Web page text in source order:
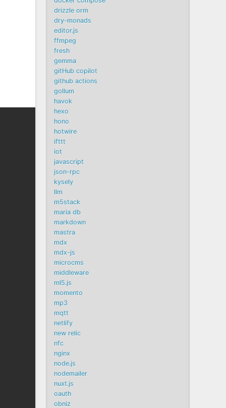
drizzle orm
dry-monads
editor.js
ffmpeg
fresh
gemma
gitHub copilot
github actions
gollum
havok
hexo
hono
hotwire
ifttt
iot
javascript
json-rpc
kysely
llm
m5stack
maria db
markdown
mastra
mdx
mdx-js
microcms
middleware
ml5.js
momento
mp3
mqtt
netlify
new relic
nfc
nginx
node.js
nodemailer
nuxt.js
oauth
obniz